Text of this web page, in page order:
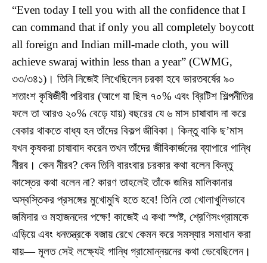
“Even today I tell you with all the confidence that I
can command that if only you all completely boycott
all foreign and Indian mill-made cloth, you will
achieve swaraj within less than a year” (CWMG,
৩৩/৩৪১)। তিনি নিজেই লিখেছিলেন চরকা হবে ভারতবর্ষের ৯০
শতাংশ কৃষিজীবী পরিবার (আগে যা ছিল ৭০% এবং ব্রিটিশ শিল্পনীতির
ফলে তা আরও ২০% বেড়ে যায়) বছরের যে ৬ মাস চাষাবাদ না করে
বেকার থাকতে বাধ্য হন তাঁদের বিকল্প জীবিকা। কিন্তু বাকি ছ’মাস
যখন কৃষকরা চাষাবাদ করেন তখন তাঁদের জীবিকার্জনের ব্যাপারে গান্ধি
নীরব। কেন নীরব? কেন তিনি বারংবার চরকার কথা বলেন কিন্তু
কাস্তের কথা বলেন না? কারণ তাহলেই তাঁকে জমির মালিকানার
অস্বস্তিকর প্রসঙ্গের মুখোমুখি হতে হবে! তিনি তো খোলাখুলিভাবে
জমিদার ও মহাজনদের পক্ষে! কাজেই এ কথা স্পষ্ট, শ্রেণিসংগ্রামকে
এড়িয়ে এবং ধনতন্ত্রকে বজায় রেখে কেমন করে সমস্যার সমাধান করা
যায়— মূলত সেই লক্ষ্যেই গান্ধি গ্রামোন্নয়নের কথা ভেবেছিলেন।